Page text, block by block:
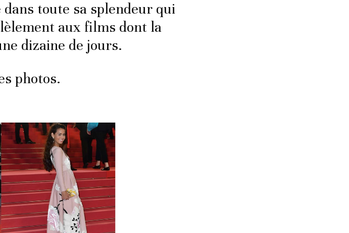
dans toute sa splendeur qui
aux films dont la
dizaine de jours.
photos.